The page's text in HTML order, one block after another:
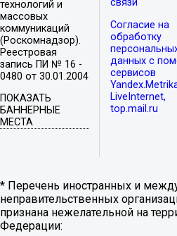
технологий и
массовых
коммуникаций
(Роскомнадзор).
Реестровая
запись ПИ № 16 -
0480 от 30.01.2004
ПОКАЗАТЬ
БАННЕРНЫЕ
МЕСТА
связи
Согласие на
обработку
данных с
сервисов
LiveInternet,
top.mail.ru
* Перечень иностранных и
неправительственных
признана нежелательной на
Федерации: